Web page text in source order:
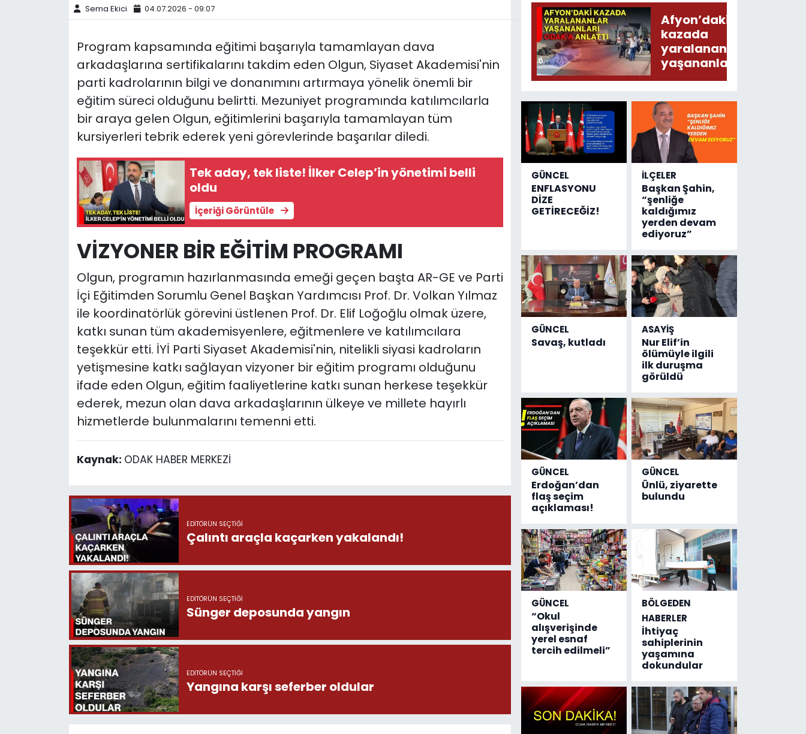
Sema Ekici 04.07.2026 - 09:07
Program kapsamında eğitimi başarıyla tamamlayan dava
arkadaşlarına sertifikalarını takdim eden Olgun, Siyaset Akademisi'nin
parti kadrolarının bilgi ve donanımını artırmaya yönelik önemli bir
eğitim süreci olduğunu belirtti. Mezuniyet programında katılımcılarla
bir araya gelen Olgun, eğitimlerini başarıyla tamamlayan tüm
kursiyerleri tebrik ederek yeni görevlerinde başarılar diledi.
Tek aday, tek liste! İlker Celep’in yönetimi belli
oldu
İçeriği Görüntüle
VİZYONER BİR EĞİTİM PROGRAMI
Olgun, programın hazırlanmasında emeği geçen başta AR-GE ve Parti
İçi Eğitimden Sorumlu Genel Başkan Yardımcısı Prof. Dr. Volkan Yılmaz
ile koordinatörlük görevini üstlenen Prof. Dr. Elif Loğoğlu olmak üzere,
katkı sunan tüm akademisyenlere, eğitmenlere ve katılımcılara
teşekkür etti. İYİ Parti Siyaset Akademisi'nin, nitelikli siyasi kadroların
yetişmesine katkı sağlayan vizyoner bir eğitim programı olduğunu
ifade eden Olgun, eğitim faaliyetlerine katkı sunan herkese teşekkür
ederek, mezun olan dava arkadaşlarının ülkeye ve millete hayırlı
hizmetlerde bulunmalarını temenni etti.
Kaynak: ODAK HABER MERKEZİ
EDITÖRÜN SEÇTIĞI
Çalıntı araçla kaçarken yakalandı!
EDITÖRÜN SEÇTIĞI
Sünger deposunda yangın
EDITÖRÜN SEÇTIĞI
Yangına karşı seferber oldular
Afyon’daki
kazada
yaralananlar
yaşananları
ODAK’a
GÜNCEL
ENFLASYONU
DİZE
GETİRECEĞİZ!
İLÇELER
Başkan Şahin,
“şenliğe
kaldığımız
yerden devam
ediyoruz”
GÜNCEL
Savaş, kutladı
ASAYİŞ
Nur Elif’in
ölümüyle ilgili
ilk duruşma
görüldü
GÜNCEL
Erdoğan’dan
flaş seçim
açıklaması!
GÜNCEL
Ünlü, ziyarette
bulundu
GÜNCEL
“Okul
alışverişinde
yerel esnaf
tercih edilmeli”
BÖLGEDEN
HABERLER
İhtiyaç
sahiplerinin
yaşamına
dokundular